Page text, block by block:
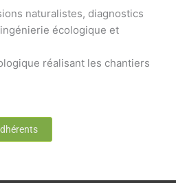
naturalistes, diagnostics
écologique et
réalisant les chantiers